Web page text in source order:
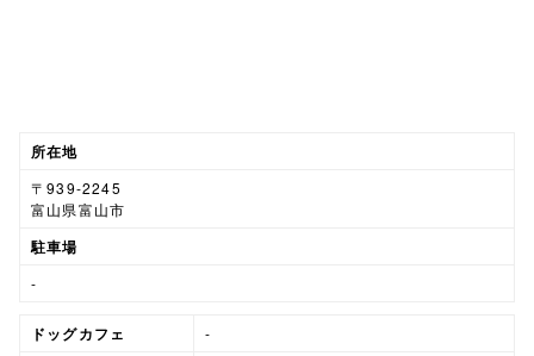
所在地
〒939-2245
富山県富山市
駐車場
-
ドッグカフェ -